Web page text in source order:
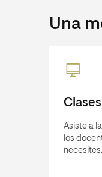
Una
Asiste a
los
necesites.